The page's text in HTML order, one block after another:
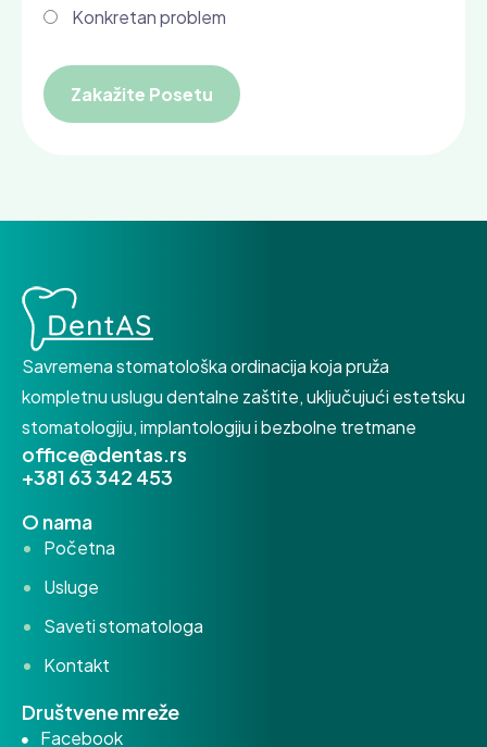
Konkretan problem
Savremena stomatološka ordinacija koja pruža
kompletnu uslugu dentalne zaštite, uključujući estetsku
stomatologiju, implantologiju i bezbolne tretmane
office@dentas.rs
+381 63 342 453
O nama
Početna
Usluge
Saveti stomatologa
Kontakt
Društvene mreže
Facebook